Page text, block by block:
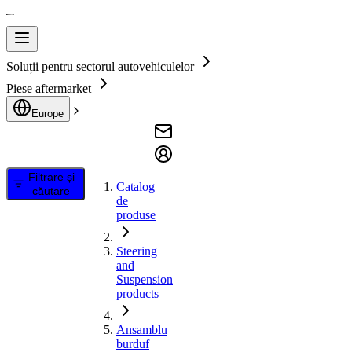
Soluții pentru sectorul autovehiculelor
Piese aftermarket
Europe
Filtrare și
căutare
Catalog
de
produse
Steering
and
Suspension
products
Ansamblu
burduf